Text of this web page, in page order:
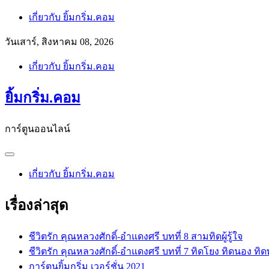
Skip
content
เกี่ยวกับ ยิ้มกริ่ม.คอม
วันเสาร์, สิงหาคม 08, 2026
เกี่ยวกับ ยิ้มกริ่ม.คอม
ยิ้มกริ่ม.คอม
การ์ตูนออนไลน์
เกี่ยวกับ ยิ้มกริ่ม.คอม
เรื่องล่าสุด
ชีวิตรัก คุณหลวงศักดิ์-อำแดงศรี บทที่ 8 สามทิดผู้รู้ใจ
ชีวิตรัก คุณหลวงศักดิ์-อำแดงศรี บทที่ 7 ทิดโยง ทิดนอง ทิด
การ์ตูนยิ้มกริ่ม เวอร์ชั่น 2021